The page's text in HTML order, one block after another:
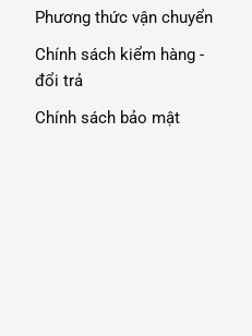
Phương thức vận chuyển
Chính sách kiểm hàng -
đổi trả
Chính sách bảo mật